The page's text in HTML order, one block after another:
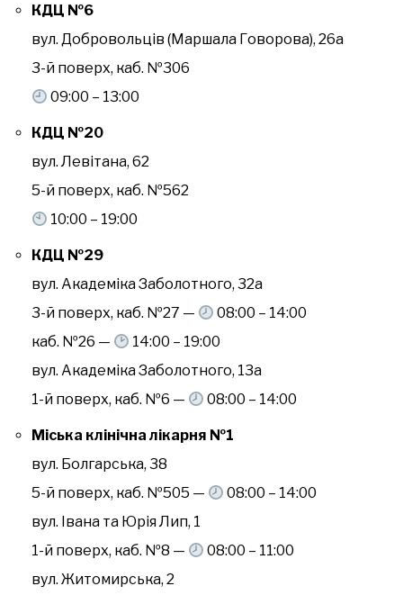
КДЦ №6
вул. Добровольців (Маршала Говорова), 26а
3-й поверх, каб. №306
09:00 – 13:00
КДЦ №20
вул. Левітана, 62
5-й поверх, каб. №562
10:00 – 19:00
КДЦ №29
вул. Академіка Заболотного, 32а
3-й поверх, каб. №27 —
08:00 – 14:00
каб. №26 —
14:00 – 19:00
вул. Академіка Заболотного, 13а
1-й поверх, каб. №6 —
08:00 – 14:00
Міська клінічна лікарня №1
вул. Болгарська, 38
5-й поверх, каб. №505 —
08:00 – 14:00
вул. Івана та Юрія Лип, 1
1-й поверх, каб. №8 —
08:00 – 11:00
вул. Житомирська, 2